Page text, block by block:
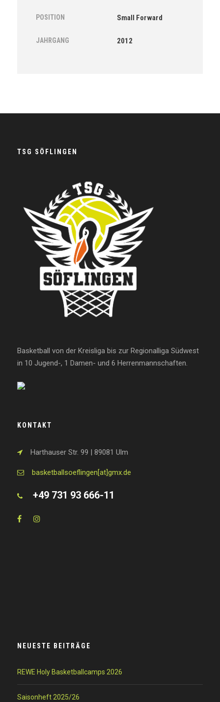
POSITION Small Forward
JAHRGANG 2012
TSG SÖFLINGEN
Basketball von der Kreisliga bis zur Regionalliga Südwest
in 10 Jugend-, 1 Damen- und 6 Herrenmannschaften.
KONTAKT
Harthauser Str. 99 | 89081 Ulm
basketballsoeflingen[at]gmx.de
+49 731 93 666-11
NEUESTE BEITRÄGE
REWE Holy Basketballcamps 2026
Saisonheft 2025/26